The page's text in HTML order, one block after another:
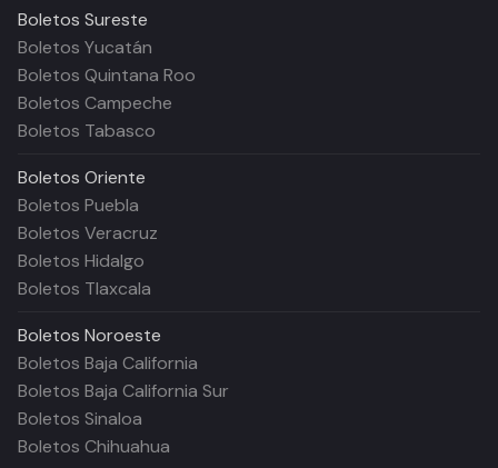
Boletos Sureste
Boletos Yucatán
Boletos Quintana Roo
Boletos Campeche
Boletos Tabasco
Boletos Oriente
Boletos Puebla
Boletos Veracruz
Boletos Hidalgo
Boletos Tlaxcala
Boletos Noroeste
Boletos Baja California
Boletos Baja California Sur
Boletos Sinaloa
Boletos Chihuahua